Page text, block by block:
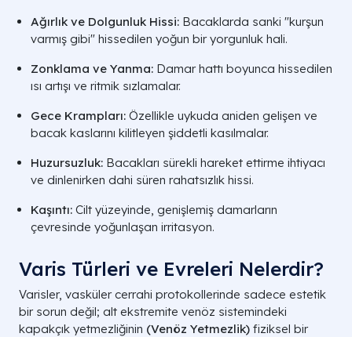
Ağırlık ve Dolgunluk Hissi: Bacaklarda sanki "kurşun
varmış gibi" hissedilen yoğun bir yorgunluk hali.
Zonklama ve Yanma: Damar hattı boyunca hissedilen
ısı artışı ve ritmik sızlamalar.
Gece Krampları: Özellikle uykuda aniden gelişen ve
bacak kaslarını kilitleyen şiddetli kasılmalar.
Huzursuzluk: Bacakları sürekli hareket ettirme ihtiyacı
ve dinlenirken dahi süren rahatsızlık hissi.
Kaşıntı: Cilt yüzeyinde, genişlemiş damarların
çevresinde yoğunlaşan irritasyon.
Varis Türleri ve Evreleri Nelerdir?
Varisler, vasküler cerrahi protokollerinde sadece estetik
bir sorun değil; alt ekstremite venöz sistemindeki
kapakçık yetmezliğinin (Venöz Yetmezlik) fiziksel bir